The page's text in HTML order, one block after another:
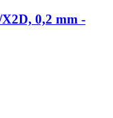
0,2 mm -​